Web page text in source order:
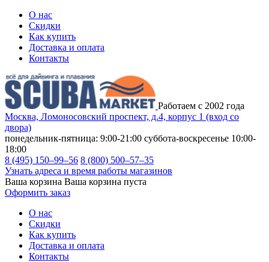
О нас
Скидки
Как купить
Доставка и оплата
Контакты
Работаем с 2002 года
Москва, Ломоносовский проспект, д.4, корпус 1 (вход со
двора)
понедельник-пятница: 9:00-21:00 суббота-воскресенье 10:00-
18:00
8 (495) 150–99–56 8 (800) 500–57–35
Узнать адреса и время работы магазинов
Ваша корзина Ваша корзина пуста
Оформить заказ
О нас
Скидки
Как купить
Доставка и оплата
Контакты